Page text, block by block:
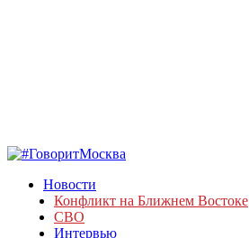
Новости
Конфликт на Ближнем Востоке
СВО
Интервью